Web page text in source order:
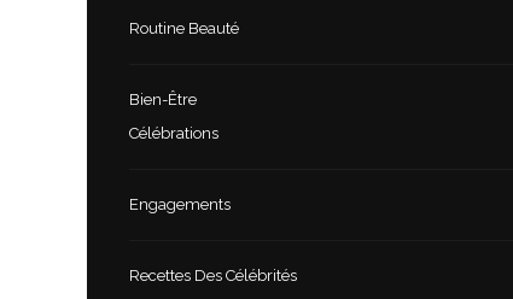
Routine Beauté
Bien-Être
Célébrations
Engagements
Recettes Des Célébrités